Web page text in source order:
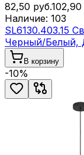
82,50 руб.102,90
Наличие: 103
SL6130.403.15
Черный/Белый,
В корзину
-10%